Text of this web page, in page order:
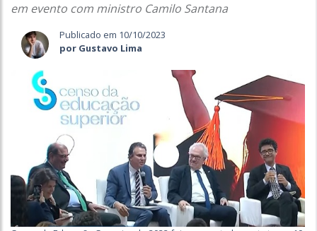
em evento com ministro Camilo Santana
Publicado em 10/10/2023
por Gustavo Lima